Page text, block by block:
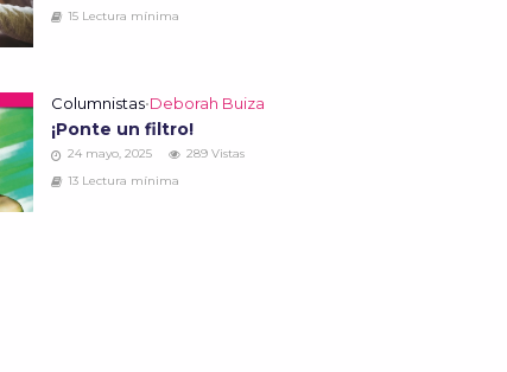
15 Lectura mínima
Columnistas•Deborah Buiza
¡Ponte un filtro!
24 mayo, 2025
289 Vistas
13 Lectura mínima